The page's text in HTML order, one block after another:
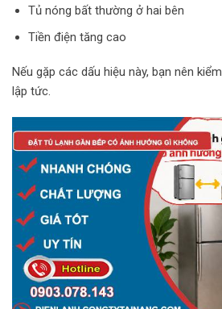
Tủ nóng bất thường ở hai bên
Tiền điện tăng cao
Nếu gặp các dấu hiệu này, bạn nên
lập tức.